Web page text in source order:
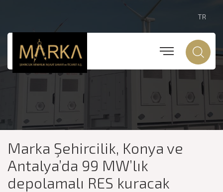
TR
Marka Şehircilik, Konya ve
Antalya’da 99 MW’lık
depolamalı RES kuracak